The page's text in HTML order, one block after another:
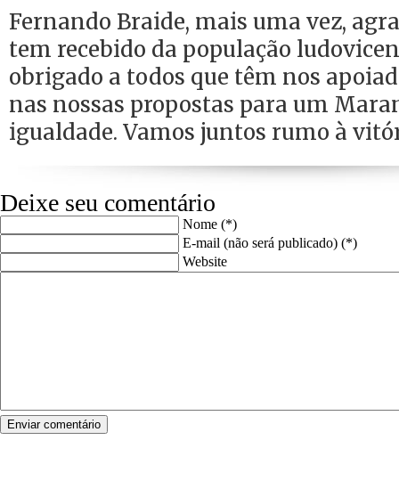
Fernando Braide, mais uma vez,
tem recebido da população
obrigado a todos que têm nos
nas nossas propostas para um
igualdade. Vamos juntos rumo à
Deixe seu comentário
Nome (*)
E-mail (não será publicado) (*)
Website